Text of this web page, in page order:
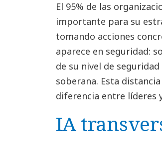
El 95% de las
importante para su
tomando acciones
aparece en seguridad:
de su nivel de
soberana. Esta
diferencia entre líderes
IA